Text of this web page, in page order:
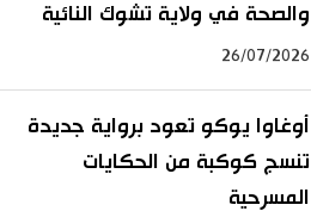
والصحة في ولاية تشوك النائية
26/07/2026
أوغاوا يوكو تعود برواية جديدة
تنسج كوكبة من الحكايات
المسرحية